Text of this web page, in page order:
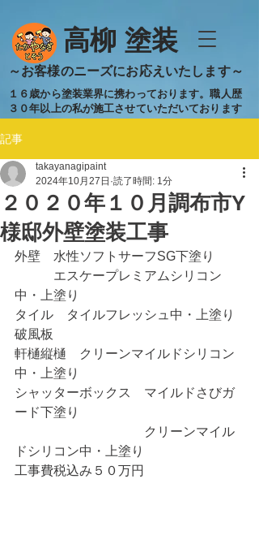
​高柳 塗装
​～お客様のニーズにお応えいたします～
１６歳から塗装業界に携わっております。職人歴
３０年以上の私が施工させていただいております
記事
２０２０年１０月調布市Y
様邸外壁塗装工事
takayanagipaint
2024年10月27日 読了時間: 1分
外壁　水性ソフトサーフSG下塗り
エスケープレミアムシリコン
中・上塗り
タイル　タイルフレッシュ中・上塗り
破風板
軒樋縦樋　クリーンマイルドシリコン
中・上塗り
シャッターボックス　マイルドさびガ
ード下塗り
クリーンマイル
ドシリコン中・上塗り
工事費税込み５０万円